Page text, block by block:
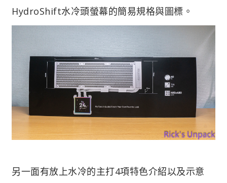
HydroShift水冷頭螢幕的簡易規格與圖標。
另一面有放上水冷的主打4項特色介紹以及示意